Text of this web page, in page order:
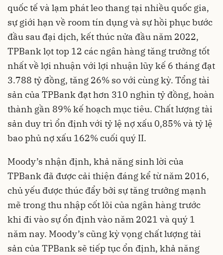
quốc tế và lạm phát leo thang tại nhiều quốc gia,
sự giới hạn về room tín dụng và sự hồi phục bước
đầu sau đại dịch, kết thúc nửa đầu năm 2022,
TPBank lọt top 12 các ngân hàng tăng trưởng tốt
nhất về lợi nhuận với lợi nhuận lũy kế 6 tháng đạt
3.788 tỷ đồng, tăng 26% so với cùng kỳ. Tổng tài
sản của TPBank đạt hơn 310 nghìn tỷ đồng, hoàn
thành gần 89% kế hoạch mục tiêu. Chất lượng tài
sản duy trì ổn định với tỷ lệ nợ xấu 0,85% và tỷ lệ
bao phủ nợ xấu 162% cuối quý II.
Moody’s nhận định, khả năng sinh lời của
TPBank đã được cải thiện đáng kể từ năm 2016,
chủ yếu được thúc đẩy bởi sự tăng trưởng mạnh
mẽ trong thu nhập cốt lõi của ngân hàng trước
khi đi vào sự ổn định vào năm 2021 và quý 1
năm nay. Moody’s cũng kỳ vọng chất lượng tài
sản của TPBank sẽ tiếp tục ổn định, khả năng